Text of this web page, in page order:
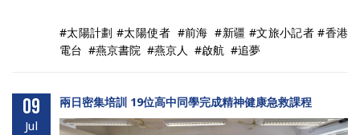
#太陽計劃 #太陽使者 #前海 #新疆 #文旅小記者 #香港
電台 #燕京書院 #燕京人 #啟航 #追夢
09
Jul
兩日密集培訓 19位高中同學完成精神健康急救課程